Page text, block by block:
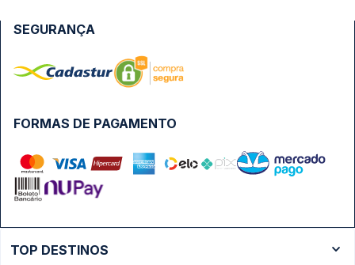
FORMAS DE PAGAMENTO
SEGURANÇA
TOP DESTINOS